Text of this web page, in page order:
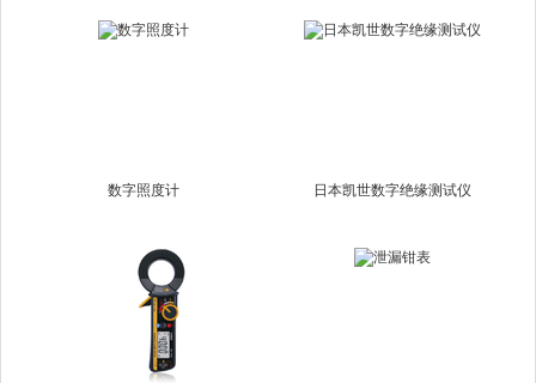
数字照度计 日本凯世数字绝缘测试仪